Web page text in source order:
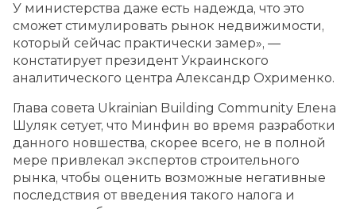
У министерства даже есть надежда, что это
сможет стимулировать рынок недвижимости,
который сейчас практически замер», —
констатирует президент Украинского
аналитического центра Александр Охрименко.
Глава совета Ukrainian Building Community Елена
Шуляк сетует, что Минфин во время разработки
данного новшества, скорее всего, не в полной
мере привлекал экспертов строительного
рынка, чтобы оценить возможные негативные
последствия от введения такого налога и